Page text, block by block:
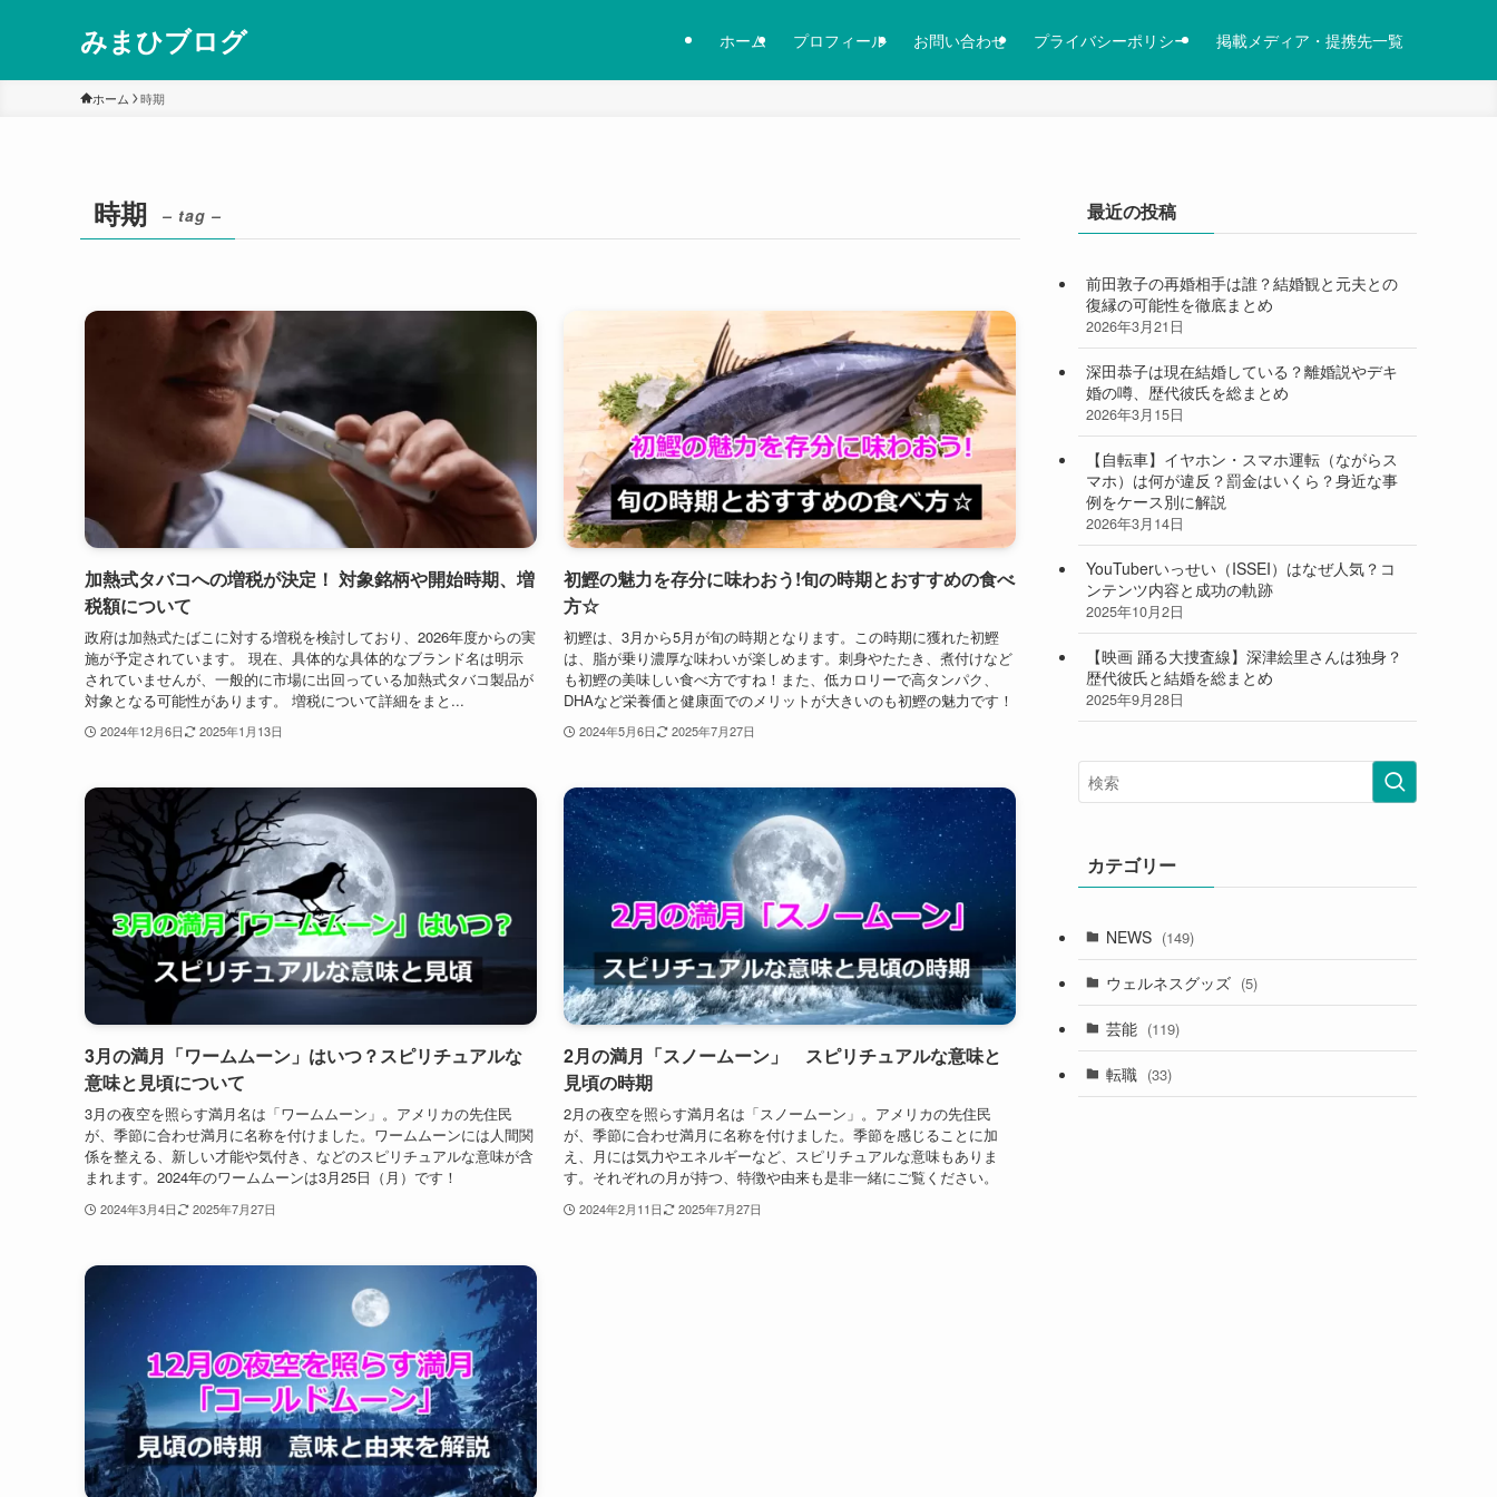
みまひブログ ホーム プロフィール お問い合わせ プライバシーポリシー 掲載メディア・提携先一覧
ホーム 時期
時期 – tag –
加熱式タバコへの増税が決定！ 対象銘柄や開始時期、増
税額について
政府は加熱式たばこに対する増税を検討しており、2026年度からの実
施が予定されています。 現在、具体的な具体的なブランド名は明示
されていませんが、一般的に市場に出回っている加熱式タバコ製品が
対象となる可能性があります。 増税について詳細をまと...
2024年12月6日 2025年1月13日
初鰹の魅力を存分に味わおう!旬の時期とおすすめの食べ
方☆
初鰹は、3月から5月が旬の時期となります。この時期に獲れた初鰹
は、脂が乗り濃厚な味わいが楽しめます。刺身やたたき、煮付けなど
も初鰹の美味しい食べ方ですね！また、低カロリーで高タンパク、
DHAなど栄養価と健康面でのメリットが大きいのも初鰹の魅力です！
2024年5月6日 2025年7月27日
3月の満月「ワームムーン」はいつ？スピリチュアルな
意味と見頃について
3月の夜空を照らす満月名は「ワームムーン」。アメリカの先住民
が、季節に合わせ満月に名称を付けました。ワームムーンには人間関
係を整える、新しい才能や気付き、などのスピリチュアルな意味が含
まれます。2024年のワームムーンは3月25日（月）です！
2024年3月4日 2025年7月27日
2月の満月「スノームーン」 スピリチュアルな意味と
見頃の時期
2月の夜空を照らす満月名は「スノームーン」。アメリカの先住民
が、季節に合わせ満月に名称を付けました。季節を感じることに加
え、月には気力やエネルギーなど、スピリチュアルな意味もありま
す。それぞれの月が持つ、特徴や由来も是非一緒にご覧ください。
2024年2月11日 2025年7月27日
最近の投稿
前田敦子の再婚相手は誰？結婚観と元夫との
復縁の可能性を徹底まとめ
2026年3月21日
深田恭子は現在結婚している？離婚説やデキ
婚の噂、歴代彼氏を総まとめ
2026年3月15日
【自転車】イヤホン・スマホ運転（ながらス
マホ）は何が違反？罰金はいくら？身近な事
例をケース別に解説
2026年3月14日
YouTuberいっせい（ISSEI）はなぜ人気？コ
ンテンツ内容と成功の軌跡
2025年10月2日
【映画 踊る大捜査線】深津絵里さんは独身？
歴代彼氏と結婚を総まとめ
2025年9月28日
カテゴリー
NEWS (149)
ウェルネスグッズ (5)
芸能 (119)
転職 (33)